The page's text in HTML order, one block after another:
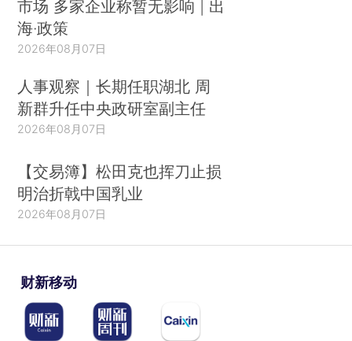
市场 多家企业称暂无影响 | 出
海·政策
2026年08月07日
人事观察｜长期任职湖北 周
新群升任中央政研室副主任
2026年08月07日
【交易簿】松田克也挥刀止损
明治折戟中国乳业
2026年08月07日
财新移动